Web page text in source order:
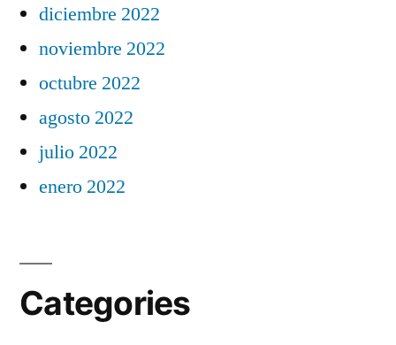
diciembre 2022
noviembre 2022
octubre 2022
agosto 2022
julio 2022
enero 2022
Categories